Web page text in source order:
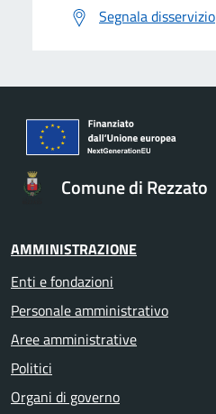
Segnala disservizio
Comune di Rezzato
AMMINISTRAZIONE
Enti e fondazioni
Personale amministrativo
Aree amministrative
Politici
Organi di governo